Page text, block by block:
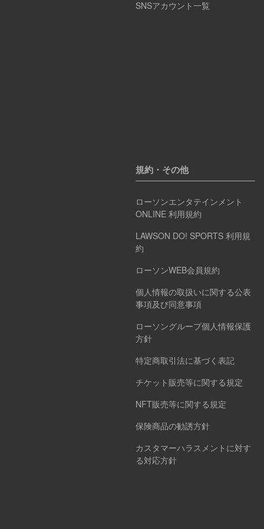
SNSアカウント一覧
規約・その他
ローソンエンタテインメント
ONLINE 利用規約
LAWSON DO! SPORTS 利用規
約
ローソンWEB会員規約
個人情報の取扱いに関する公表
事項及び同意事項
ローソングループ個人情報保護
方針
特定商取引法に基づく表記
チケット販売等に関する規定
NFT販売等に関する規定
保険商品の勧誘方針
カスタマーハラスメントに対す
る対応方針